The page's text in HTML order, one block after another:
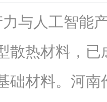
与人工智能
散热材料，
础材料。河